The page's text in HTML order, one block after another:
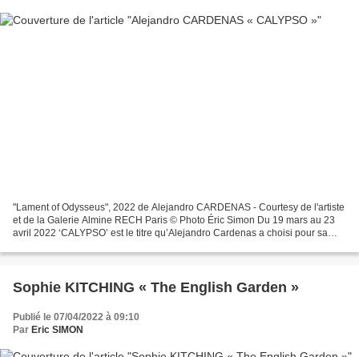
"Lament of Odysseus", 2022 de Alejandro CARDENAS - Courtesy de l'artiste
et de la Galerie Almine RECH Paris © Photo Éric Simon Du 19 mars au 23
avril 2022 ‘CALYPSO’ est le titre qu’Alejandro Cardenas a choisi pour sa
Sophie KITCHING « The English Garden »
Publié le 07/04/2022 à 09:10
Par Eric SIMON